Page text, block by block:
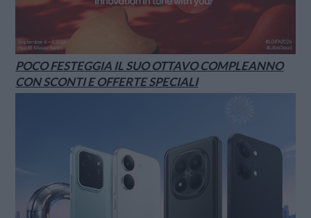
POCO FESTEGGIA IL SUO OTTAVO COMPLEANNO
CON SCONTI E OFFERTE SPECIALI